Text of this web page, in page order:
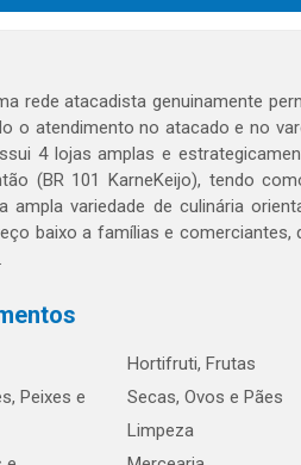
rede atacadista genuinamente
o atendimento no atacado e no
4 lojas amplas e
(BR 101 KarneKeijo), tendo
ampla variedade de culinária
baixo a famílias e
Peixes e
Hortifruti, Frutas
Secas, Ovos e Pães
Limpeza